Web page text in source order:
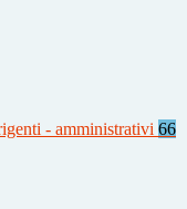
- amministrativi 66